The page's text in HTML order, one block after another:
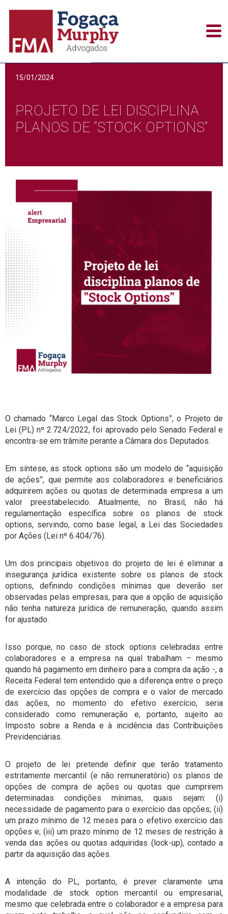
Alerts / Newsletters
15/01/2024
PROJETO DE LEI DISCIPLINA
PLANOS DE “STOCK OPTIONS”
O chamado “Marco Legal das Stock Options”, o Projeto de
Lei (PL) nº 2.724/2022, foi aprovado pelo Senado Federal e
encontra-se em trâmite perante a Câmara dos Deputados.
Em síntese, as stock options são um modelo de “aquisição
de ações”, que permite aos colaboradores e beneficiários
adquirirem ações ou quotas de determinada empresa a um
valor preestabelecido. Atualmente, no Brasil, não há
regulamentação específica sobre os planos de stock
options, servindo, como base legal, a Lei das Sociedades
por Ações (Lei nº 6.404/76).
Um dos principais objetivos do projeto de lei é eliminar a
insegurança jurídica existente sobre os planos de stock
options, definindo condições mínimas que deverão ser
observadas pelas empresas, para que a opção de aquisição
não tenha natureza jurídica de remuneração, quando assim
for ajustado.
Isso porque, no caso de stock options celebradas entre
colaboradores e a empresa na qual trabalham – mesmo
quando há pagamento em dinheiro para a compra da ação -, a
Receita Federal tem entendido que a diferença entre o preço
de exercício das opções de compra e o valor de mercado
das ações, no momento do efetivo exercício, seria
considerado como remuneração e, portanto, sujeito ao
Imposto sobre a Renda e à incidência das Contribuições
Previdenciárias.
O projeto de lei pretende definir que terão tratamento
estritamente mercantil (e não remuneratório) os planos de
opções de compra de ações ou quotas que cumprirem
determinadas condições mínimas, quais sejam: (i)
necessidade de pagamento para o exercício das opções; (ii)
um prazo mínimo de 12 meses para o efetivo exercício das
opções e; (iii) um prazo mínimo de 12 meses de restrição à
venda das ações ou quotas adquiridas (lock-up), contado a
partir da aquisição das ações.
A intenção do PL, portanto, é prever claramente uma
modalidade de stock option mercantil ou empresarial,
mesmo que celebrada entre o colaborador e a empresa para